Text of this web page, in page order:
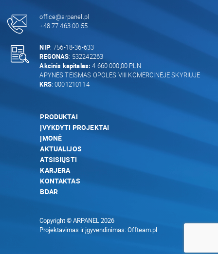
office@arpanel.pl
+48 77 463 00 55
NIP: 756-18-36-633
REGONAS: 532242263
Akcinis kapitalas: 4 660 000,00 PLN
APYNĖS TEISMAS OPOLĖS VIII KOMERCINĖJE SKYRIUJE
KRS: 0001210114
PRODUKTAI
ĮVYKDYTI PROJEKTAI
ĮMONĖ
AKTUALIJOS
ATSISIŲSTI
KARJERA
KONTAKTAS
BDAR
Copyright © ARPANEL 2026
Projektavimas ir įgyvendinimas:Offteam.pl